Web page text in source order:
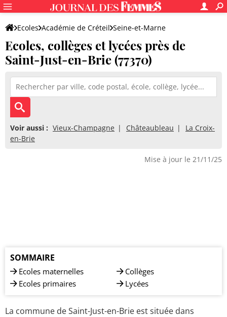
Ecoles Académie de Créteil Seine-et-Marne
Ecoles, collèges et lycées près de
Saint-Just-en-Brie (77370)
Voir aussi : Vieux-Champagne Châteaubleau
La Croix-
en-Brie
Mise à jour le 21/11/25
SOMMAIRE
Ecoles maternelles
Ecoles primaires
Collèges
Lycées
La commune de Saint-Just-en-Brie est située dans